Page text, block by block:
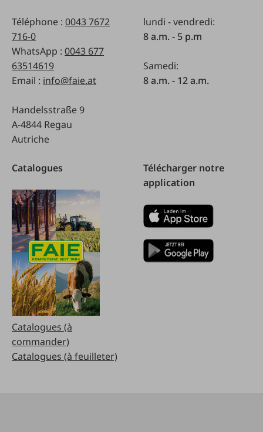
Téléphone : 0043 7672
716-0
WhatsApp : 0043 677
63514619
Email : info@faie.at
Handelsstraße 9
A-4844 Regau
Autriche
lundi - vendredi:
8 a.m. - 5 p.m
Samedi:
8 a.m. - 12 a.m.
Catalogues
Catalogues (à
commander)
Catalogues (à feuilleter)
Télécharger notre
application